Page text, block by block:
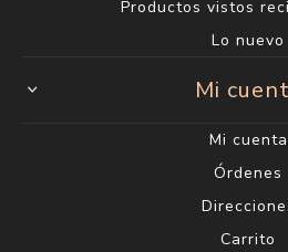
Productos vistos
Lo nuevo
Mi
Mi cuenta
Órdenes
Carrito